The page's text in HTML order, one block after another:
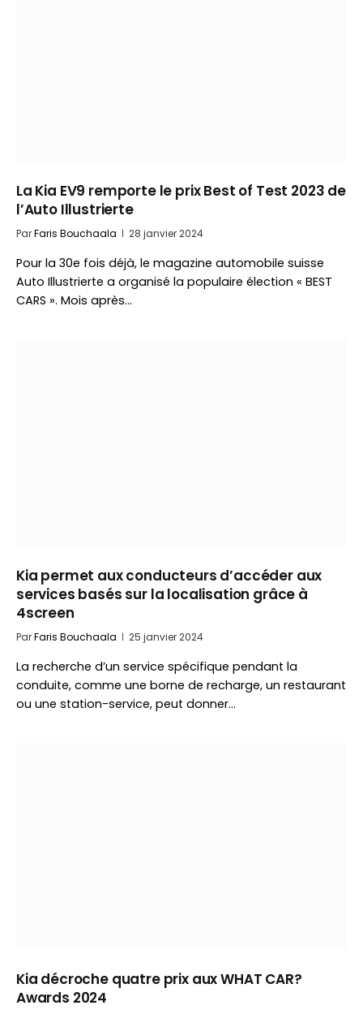
La Kia EV9 remporte le prix Best of Test 2023 de
l’Auto Illustrierte
ParFaris Bouchaala 28 janvier 2024
Pour la 30e fois déjà, le magazine automobile suisse
Auto Illustrierte a organisé la populaire élection « BEST
CARS ». Mois après…
Kia permet aux conducteurs d’accéder aux
services basés sur la localisation grâce à
4screen
ParFaris Bouchaala 25 janvier 2024
La recherche d’un service spécifique pendant la
conduite, comme une borne de recharge, un restaurant
ou une station-service, peut donner…
Kia décroche quatre prix aux WHAT CAR?
Awards 2024